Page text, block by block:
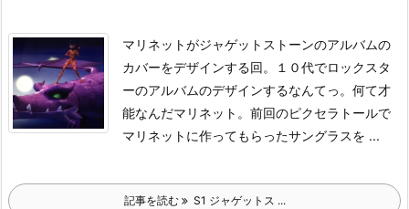
マリネットがジャゲットストーンのアルバムの
カバーをデザインする回。
１０代でロックスタ
ーのアルバムのデザインするなんてっ。何て才
能なんだマリネット。 前回のピクセラトールで
マリネットに作ってもらったサングラスを ...
記事を読む S1 ジャゲットス ...